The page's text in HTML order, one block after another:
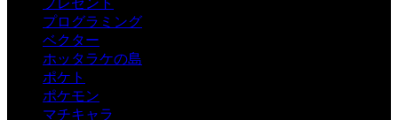
プログラミング
ベクター
ホッタラケの島
ポケト
ポケモン
マチキャラ